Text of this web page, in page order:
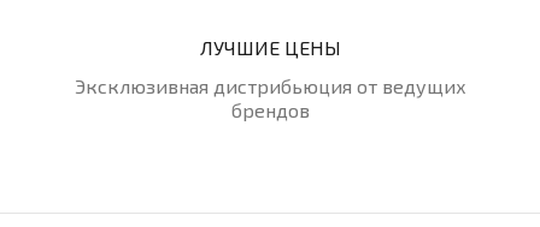
ЛУЧШИЕ ЦЕНЫ
Эксклюзивная дистрибьюция от ведущих
брендов